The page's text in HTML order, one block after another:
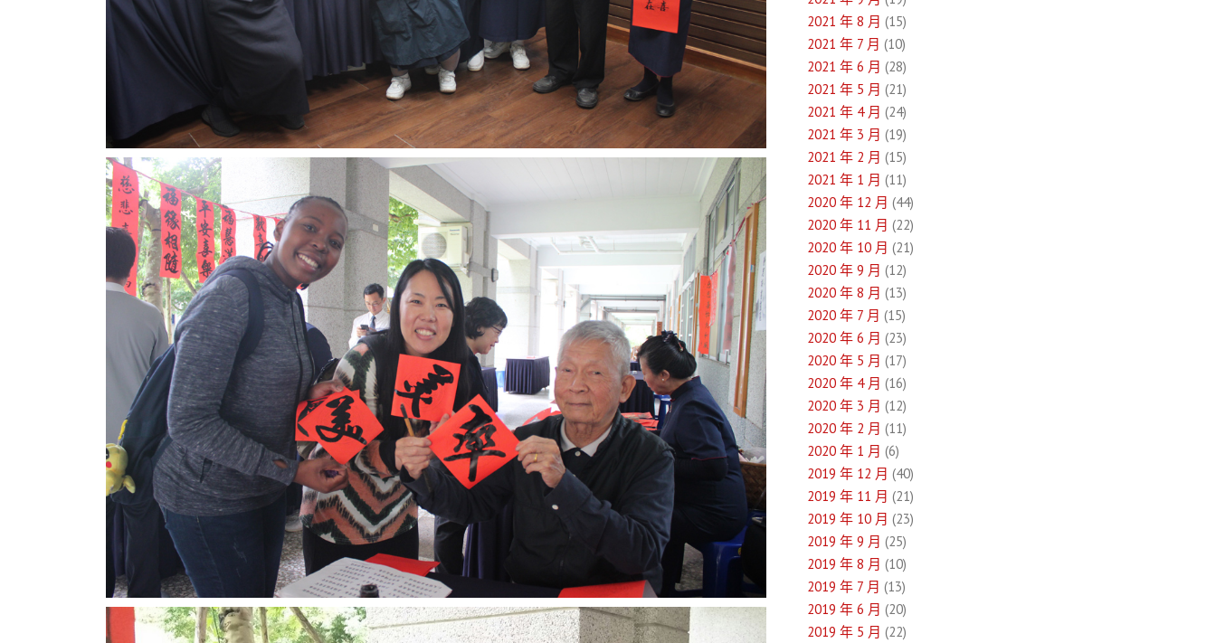
2021 年 8 月 (15)
2021 年 7 月 (10)
2021 年 6 月 (28)
2021 年 5 月 (21)
2021 年 4 月 (24)
2021 年 3 月 (19)
2021 年 2 月 (15)
2021 年 1 月 (11)
2020 年 12 月 (44)
2020 年 11 月 (22)
2020 年 10 月 (21)
2020 年 9 月 (12)
2020 年 8 月 (13)
2020 年 7 月 (15)
2020 年 6 月 (23)
2020 年 5 月 (17)
2020 年 4 月 (16)
2020 年 3 月 (12)
2020 年 2 月 (11)
2020 年 1 月 (6)
2019 年 12 月 (40)
2019 年 11 月 (21)
2019 年 10 月 (23)
2019 年 9 月 (25)
2019 年 8 月 (10)
2019 年 7 月 (13)
2019 年 6 月 (20)
2019 年 5 月 (22)